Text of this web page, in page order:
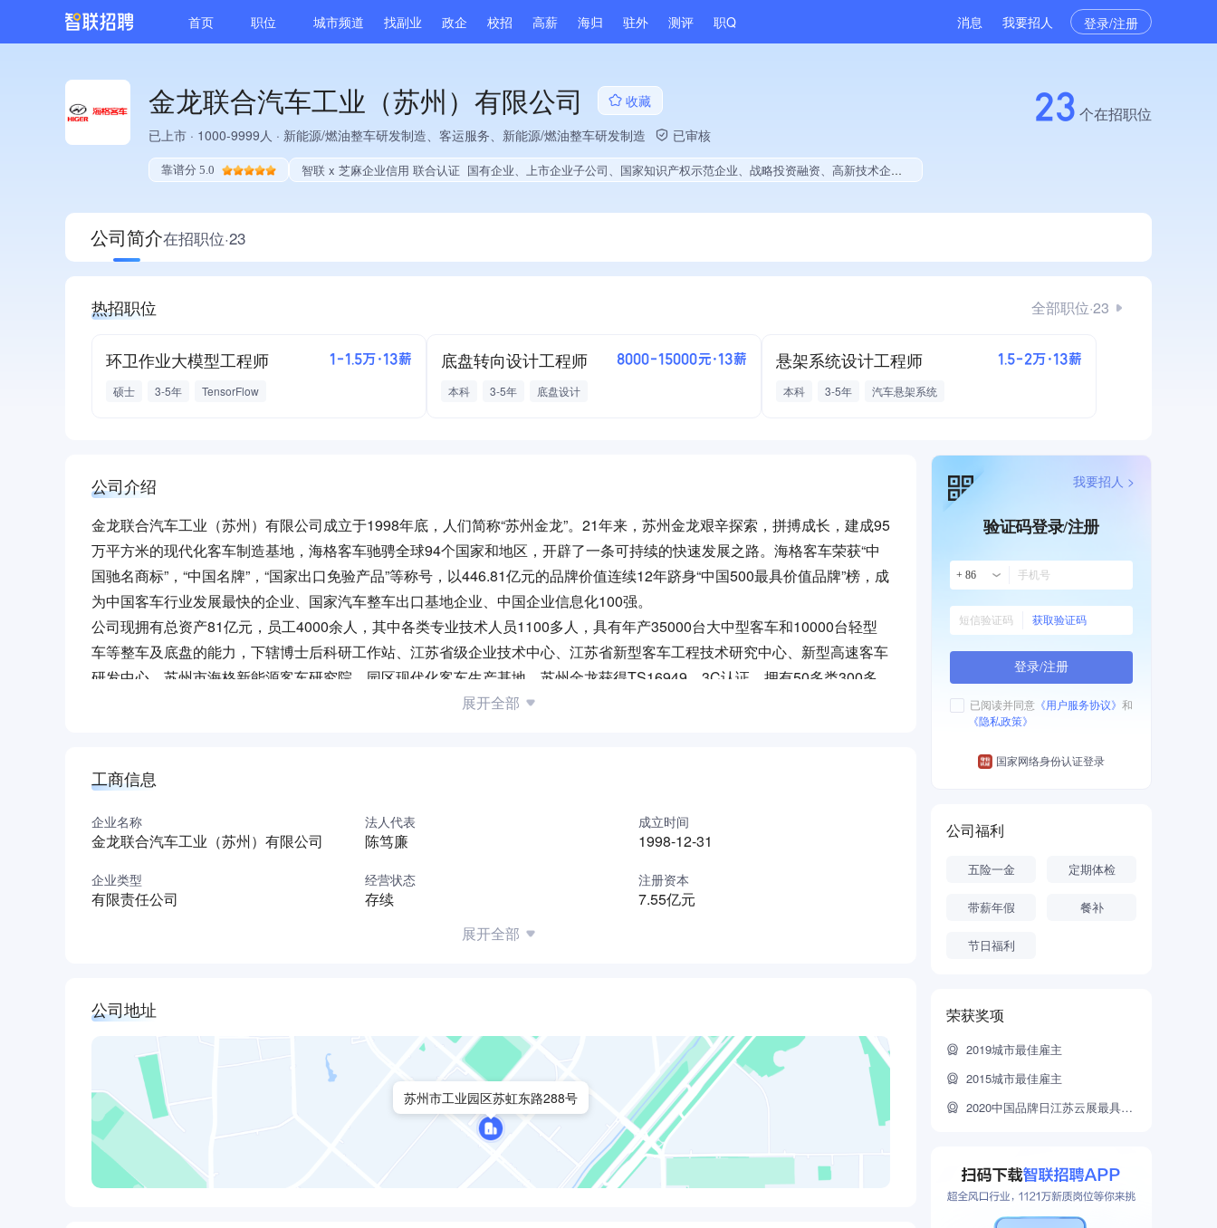
首页 职位 城市频道 找副业 政企 校招 高薪 海归 驻外 测评 职Q 消息 我要招人 登录/注册
金龙联合汽车工业（苏州）有限公司
收藏
已上市 · 1000-9999人 · 新能源/燃油整车研发制造、客运服务、新能源/燃油整车研发制造 已审核
靠谱分 5.0 智联 x 芝麻企业信用 联合认证 国有企业、上市企业子公司、国家知识产权示范企业、战略投资融资、高新技术企业、省级工程技术研究中心、政府供应商、上市企业供应商、国企供应商、战略性新兴领域创新能力、绝对控股4家公司、薪资水平全省同行前10%、旗下品牌同行前5%、A级纳税人、守合同重信用企业、知名品牌供应商、多产业布局、拥有节能环保技术、拥有自主品牌、拥有高价值专利、专利授权量同领域前100、技术布局行业领先、拥有绿色低碳技术、经营年限全国同行前5%、集团成员、权威管理体系认证、权威产品认证、大学生就业贡献、2025年公开项目中标、拥有绿色资质、拥有工艺创新能力、拥有美术作品、美术作品创作量位于同行前100、拥有多项著作权、软件研发量位于同行前500
23 个在招职位
公司简介在招职位·23
热招职位 全部职位·23
环卫作业大模型工程师 1-1.5万·13薪
硕士 3-5年 TensorFlow
底盘转向设计工程师 8000-15000元·13薪
本科 3-5年 底盘设计
悬架系统设计工程师 1.5-2万·13薪
本科 3-5年 汽车悬架系统
公司介绍
金龙联合汽车工业（苏州）有限公司成立于1998年底，人们简称“苏州金龙”。21年来，苏州金龙艰辛探索，拼搏成长，建成95
万平方米的现代化客车制造基地，海格客车驰骋全球94个国家和地区，开辟了一条可持续的快速发展之路。海格客车荣获“中
国驰名商标”，“中国名牌”，“国家出口免验产品”等称号，以446.81亿元的品牌价值连续12年跻身“中国500最具价值品牌”榜，成
为中国客车行业发展最快的企业、国家汽车整车出口基地企业、中国企业信息化100强。
公司现拥有总资产81亿元，员工4000余人，其中各类专业技术人员1100多人，具有年产35000台大中型客车和10000台轻型
车等整车及底盘的能力，下辖博士后科研工作站、江苏省级企业技术中心、江苏省新型客车工程技术研究中心、新型高速客车
研发中心、苏州市海格新能源客车研究院、园区现代化客车生产基地。苏州金龙获得TS16949、3C认证，拥有50多类300多
个品种，海格E系、H系、A系、V系、W系、B系、星系客车及轻型车等产品，覆盖高端商务、客运、旅游、公交、校车和团
展望未来，苏州金龙提出“从国内优秀走向国际优秀”的战略，以在客车领域做大做强的专业化经营为主导，以市场为导向，信
慧运营系统”,实现从客车制造商向客车运营管理整体方案提供商的转变，以打造“安全、舒适、高性价比”的智慧客车为己任，
成为我国智慧安全客车的领航者，为人们创造更加便捷的生活环境，为员工营造施展才华和提升发展的舞台空间，真正实
现“让我们的距离不再遥远”。
展开全部
工商信息
企业名称
金龙联合汽车工业（苏州）有限公司
法人代表
陈笃廉
成立时间
1998-12-31
企业类型
有限责任公司
经营状态
存续
注册资本
7.55亿元
展开全部
公司地址
苏州市工业园区苏虹东路288号
验证码登录/注册
+ 86
获取验证码
登录/注册
已阅读并同意 《用户服务协议》 和
《隐私政策》
国家网络身份认证登录
我要招人 >
公司福利
五险一金 定期体检
带薪年假 餐补
节日福利
荣获奖项
2019城市最佳雇主
2015城市最佳雇主
2020中国品牌日江苏云展最具成长力品牌